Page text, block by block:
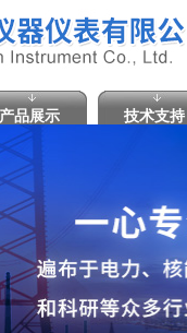
产品展示 技术支持